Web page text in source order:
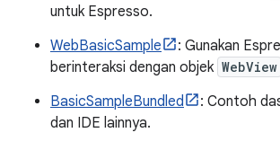
untuk Espresso.
WebBasicSample
: Gunakan
berinteraksi dengan objek WebView
BasicSampleBundled
: Contoh
dan IDE lainnya.